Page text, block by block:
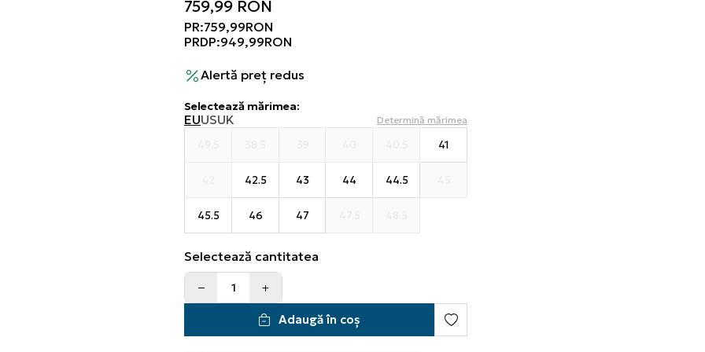
759,99 RON
PR:759,99RON
PRDP:949,99RON
Alertă preț redus
Selectează mărimea:
EUUSUK Determină mărimea
41
42.5 43 44 44.5
45.5 46 47
Selectează cantitatea
Adaugă în coș